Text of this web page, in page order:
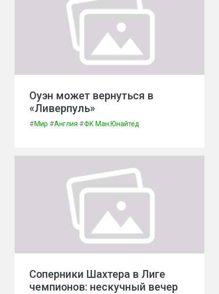
Оуэн может вернуться в
«Ливерпуль»
#Мир #Англия #ФК Ман.Юнайтед
Соперники Шахтера в Лиге
чемпионов: нескучный вечер